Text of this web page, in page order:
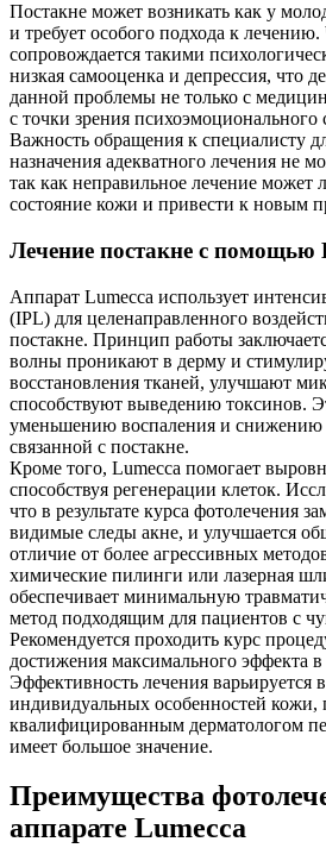
Постакне может возникать как у
и требует особого подхода к лечению.
сопровождается такими
низкая самооценка и депрессия, что
данной проблемы не только с
с точки зрения психоэмоционального
Важность обращения к специалисту
назначения адекватного лечения не
так как неправильное лечение может
состояние кожи и привести к новым
Лечение постакне с помощью
Аппарат Lumecca использует
(IPL) для целенаправленного
постакне. Принцип работы
волны проникают в дерму и
восстановления тканей, улучшают
способствуют выведению токсинов.
уменьшению воспаления и снижению
связанной с постакне.
Кроме того, Lumecca помогает
способствуя регенерации клеток.
что в результате курса фотолечения
видимые следы акне, и улучшается
отличие от более агрессивных
химические пилинги или лазерная
обеспечивает минимальную
метод подходящим для пациентов с
Рекомендуется проходить курс
достижения максимального эффекта
Эффективность лечения варьируется
индивидуальных особенностей кожи,
квалифицированным дерматологом
имеет большое значение.
Преимущества
аппарате Lumecca